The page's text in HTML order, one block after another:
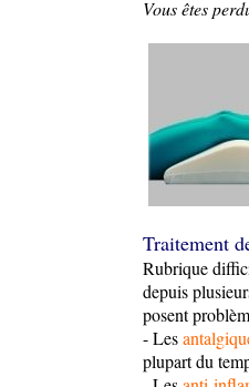
Vous êtes
Traitement
Rubrique
depuis
posent
- Les
plupart du